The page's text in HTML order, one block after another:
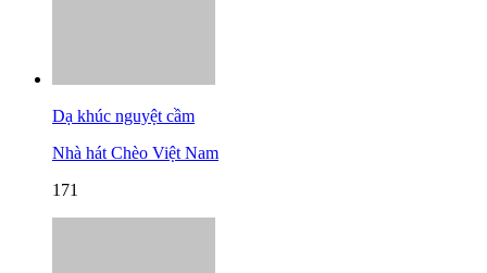
Dạ khúc nguyệt cầm
Nhà hát Chèo Việt Nam
171